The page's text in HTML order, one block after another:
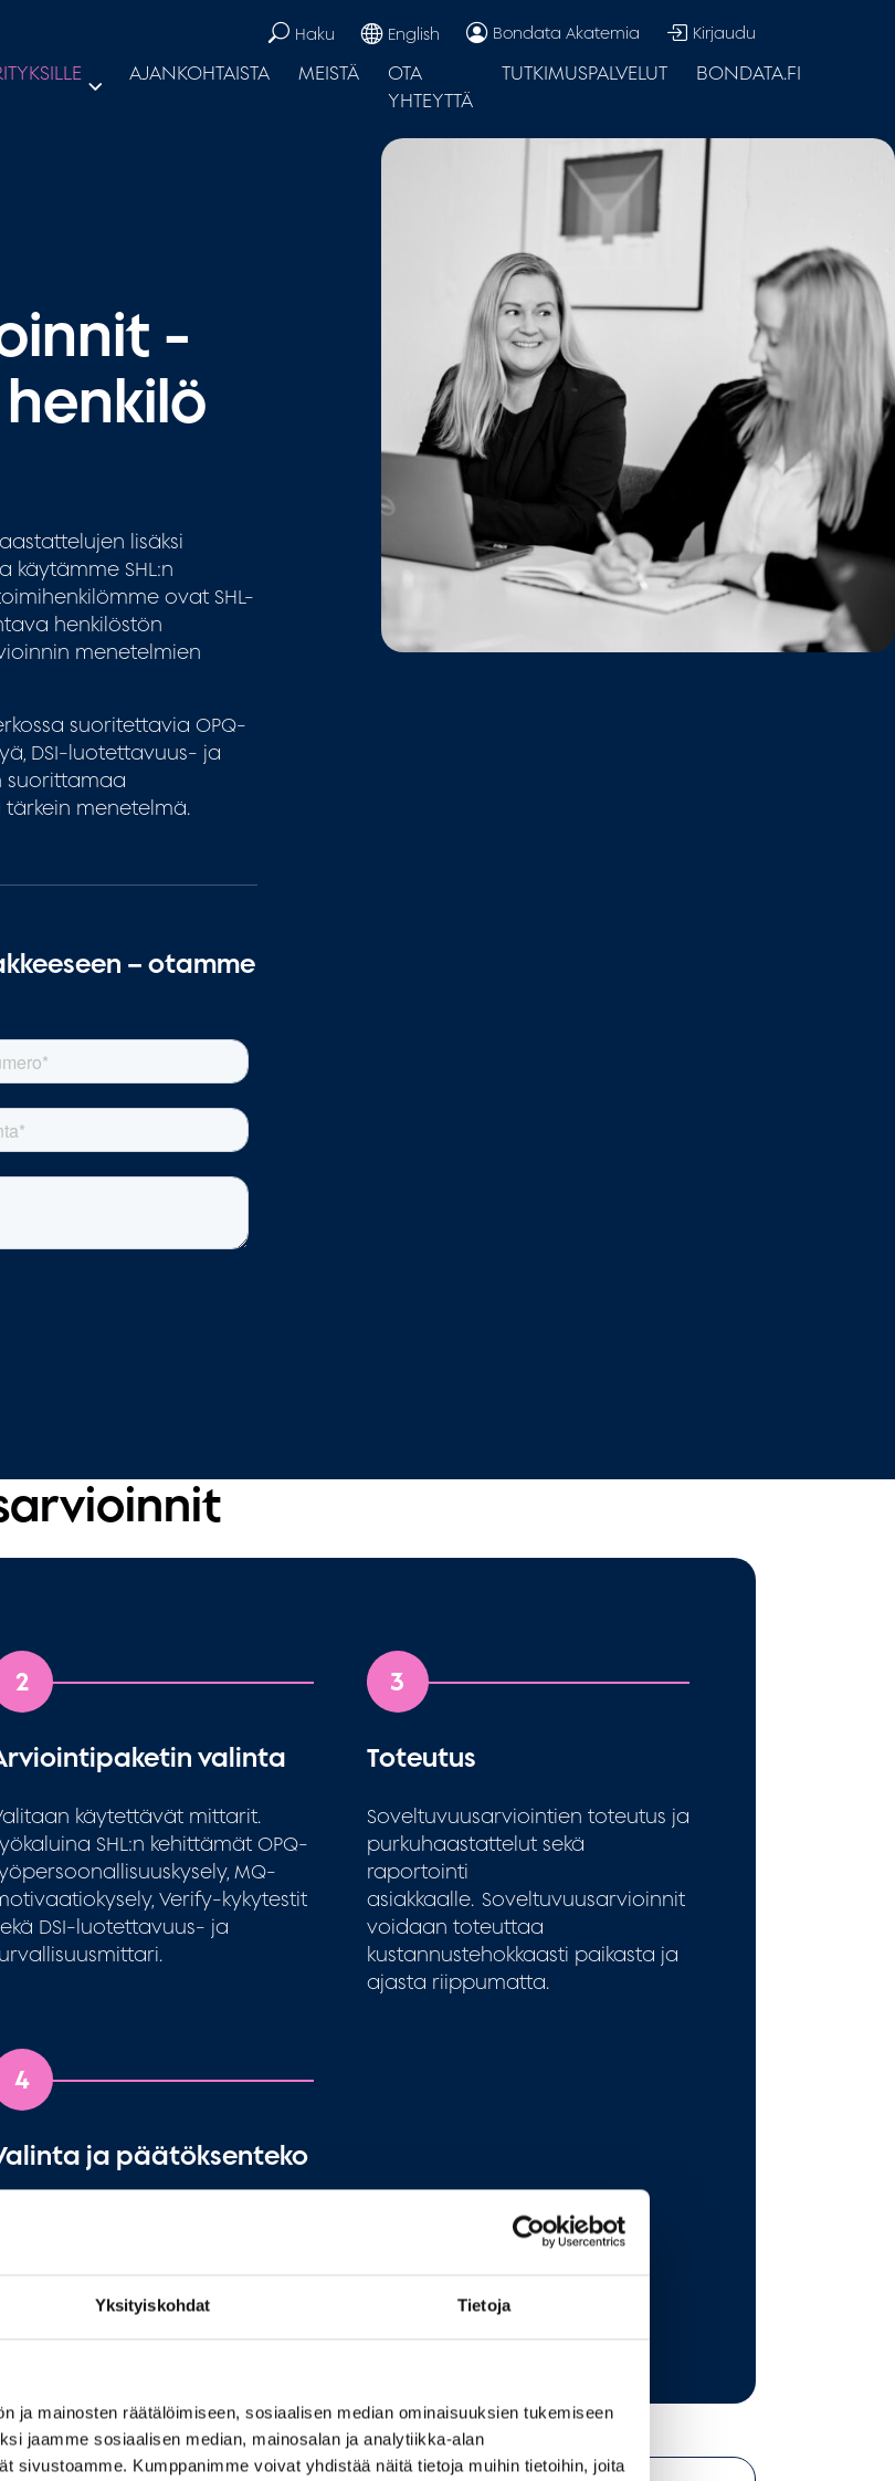
Yksityiskohdat Tietoja
ja mainosten räätälöimiseen, sosiaalisen median ominaisuuksien tukemiseen
jaamme sosiaalisen median, mainosalan ja analytiikka-alan
sivustoamme. Kumppanimme voivat yhdistää näitä tietoja muihin tietoihin, joita
AJANKOHTAISTA MEISTÄ
OTA
YHTEYTTÄ
TUTKIMUSPALVELUT BONDATA.FI
Haku English Bondata Akatemia Kirjaudu
-
lisäksi
käytämme SHL:n
ovat SHL-
henkilöstön
menetelmien
suoritettavia OPQ-
DSI-luotettavuus- ja
suorittamaa
menetelmä.
– otamme
2
valinta
käytettävät mittarit.
SHL:n kehittämät OPQ-
MQ-
Verify-kykytestit
DSI-luotettavuus- ja
3
Toteutus
Soveltuvuusarviointien toteutus ja
purkuhaastattelut sekä
raportointi
asiakkaalle. Soveltuvuusarvioinnit
voidaan toteuttaa
kustannustehokkaasti paikasta ja
ajasta riippumatta.
4
ja päätöksenteko
jälkeen.
Asiakas tekee lopullisen valinnan.